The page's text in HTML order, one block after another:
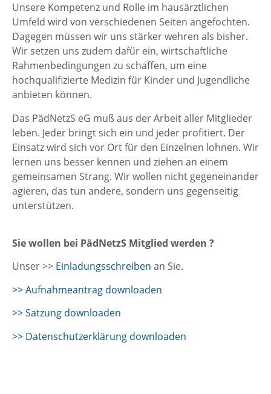
Unsere Kompetenz und Rolle im hausärztlichen
Umfeld wird von verschiedenen Seiten angefochten.
Dagegen müssen wir uns stärker wehren als bisher.
Wir setzen uns zudem dafür ein, wirtschaftliche
Rahmenbedingungen zu schaffen, um eine
hochqualifizierte Medizin für Kinder und Jugendliche
anbieten können.
Das PädNetzS eG muß aus der Arbeit aller Mitglieder
leben. Jeder bringt sich ein und jeder profitiert. Der
Einsatz wird sich vor Ort für den Einzelnen lohnen. Wir
lernen uns besser kennen und ziehen an einem
gemeinsamen Strang. Wir wollen nicht gegeneinander
agieren, das tun andere, sondern uns gegenseitig
unterstützen.
Sie wollen bei PädNetzS Mitglied werden ?
Unser >> Einladungsschreiben an Sie.
>> Aufnahmeantrag downloaden
>> Satzung downloaden
>> Datenschutzerklärung downloaden